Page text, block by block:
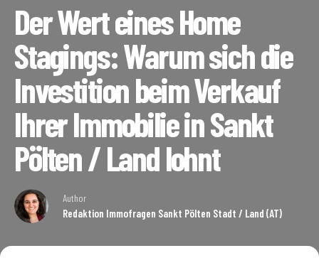
Der Wert eines Home
Stagings: Warum sich die
Investition beim Verkauf
Ihrer Immobilie in Sankt
Pölten / Land lohnt
Author
Redaktion Immofragen Sankt Pölten Stadt / Land (AT)